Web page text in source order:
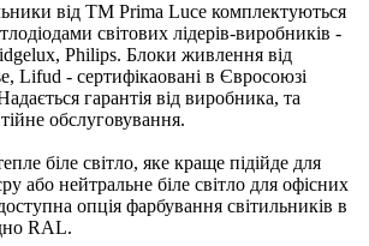
від ТМ Prima Luce комплектуються
світових лідерів-виробників -
Philips. Блоки живлення від
Lifud - сертифікаовані в Євросоюзі
гарантія від виробника, та
обслуговування.
біле світло, яке краще підійде для
або нейтральне біле світло для офісних
опція фарбування світильників в
RAL.